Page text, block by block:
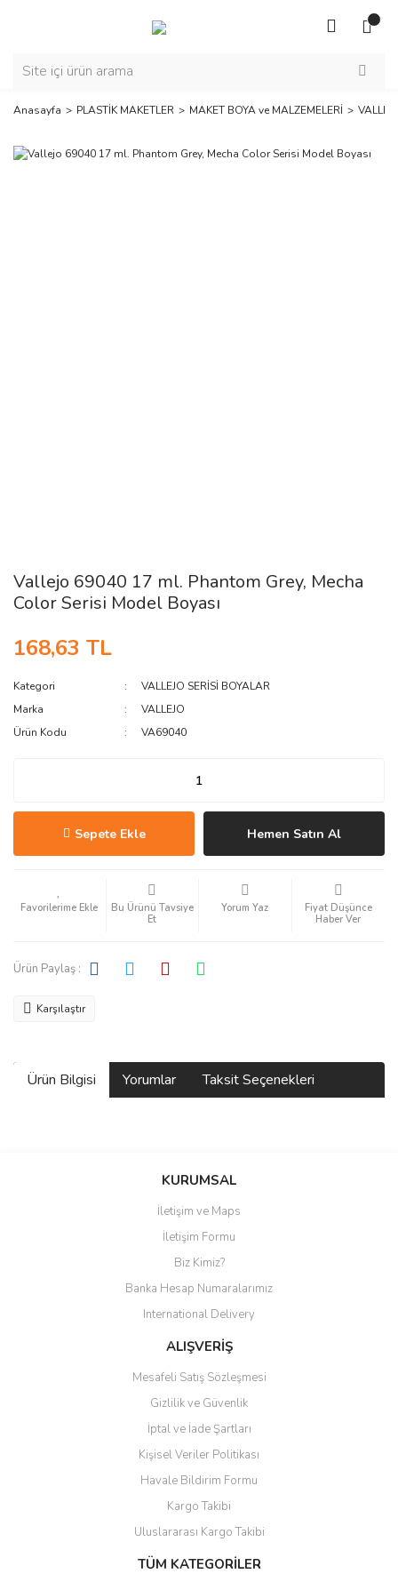
Anasayfa PLASTİK MAKETLER MAKET BOYA ve MALZEMELERİ
Vallejo 69040 17 ml. Phantom Grey, Mecha
Color Serisi Model Boyası
168,63 TL
Kategori
VALLEJO SERİSİ BOYALAR
Marka
VALLEJO
Ürün Kodu
VA69040
Sepete Ekle Hemen Satın Al
Bu Ürünü Tavsiye
Et
Yorum Yaz
Fiyat Düşünce
Haber Ver
Ürün Paylaş :
Karşılaştır
Ürün Bilgisi Yorumlar Taksit Seçenekleri
Bu ürüne ilk yorumu siz yapın!
Yorum Yaz
KURUMSAL
İletişim ve Maps
İletişim Formu
Biz Kimiz?
Banka Hesap Numaralarımız
International Delivery
ALIŞVERİŞ
Mesafeli Satış Sözleşmesi
Gizlilik ve Güvenlik
İptal ve İade Şartları
Kişisel Veriler Politikası
Havale Bildirim Formu
Kargo Takibi
Uluslararası Kargo Takibi
TÜM KATEGORİLER